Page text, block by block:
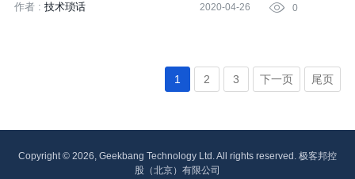
作者 : 技术琐话 2020-04-26  0
1 2 3 下一页 尾页
Copyright © 2026, Geekbang Technology Ltd. All rights reserved. 极客邦控
股（北京）有限公司